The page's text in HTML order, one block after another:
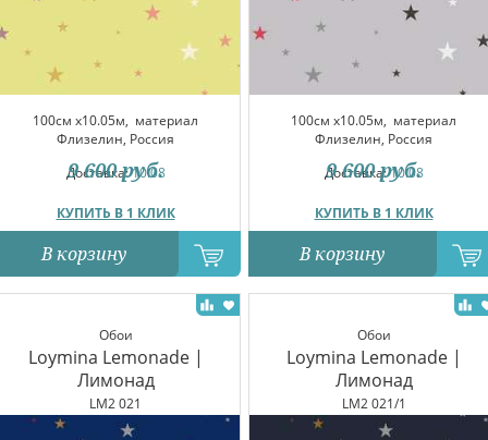
100см x10.05м, материал
Флизелин, Россия
Доставка:10.08
КУПИТЬ В 1 КЛИК
9 600 руб.
В корзину
100см x10.05м, материал
Флизелин, Россия
Доставка:10.08
КУПИТЬ В 1 КЛИК
9 600 руб.
В корзину
Обои
Loymina Lemonade |
Лимонад
LM2 021
Обои
Loymina Lemonade |
Лимонад
LM2 021/1